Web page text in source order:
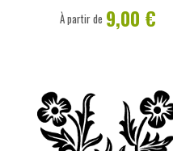
À partir de 9,00 €